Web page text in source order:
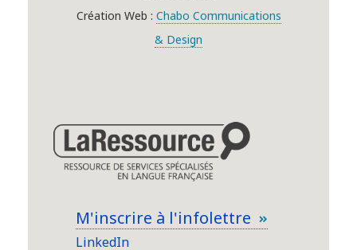
Création Web : Chabo Communications
& Design
M'inscrire à l'infolettre
LinkedIn